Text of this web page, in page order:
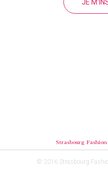
Strasbourg
© 2016 Strasbourg